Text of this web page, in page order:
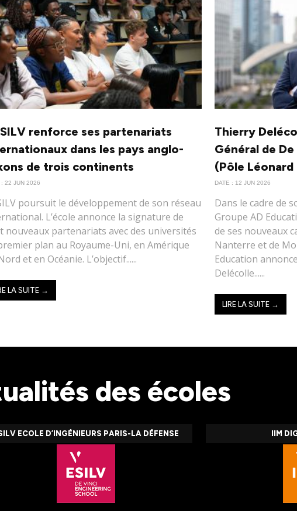
renforce ses partenariats
dans les pays anglo-
de trois continents
: 22 JUN 2026
poursuit le développement de son réseau
L’école annonce la signature de
nouveaux partenariats avec des universités
plan au Royaume-Uni, en Amérique
et en Océanie. L’objectif......
LA SUITE →
Thierry
Général de
(Pôle
DATE : 12 JUN 2026
Dans le cadre de
Groupe AD
de ses nouveaux
Nanterre et de
Education
Delécolle......
LIRE LA SUITE →
des écoles
ECOLE D’INGÉNIEURS PARIS-LA DÉFENSE IIM